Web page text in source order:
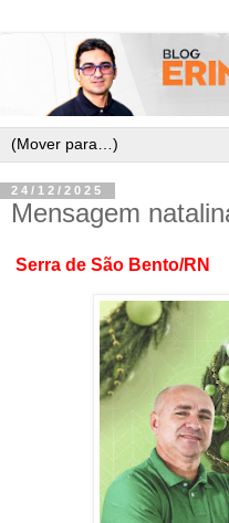
24/12/2025
Mensagem
Serra de São Bento/RN